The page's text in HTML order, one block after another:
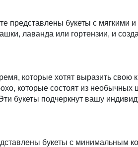
представлены букеты с мягкими
лаванда или гортензии, и
которые хотят выразить свою
которые состоят из необычных
букеты подчеркнут вашу
букеты с минимальным